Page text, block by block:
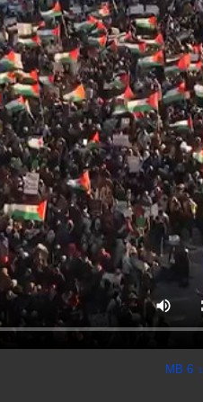
6 MB